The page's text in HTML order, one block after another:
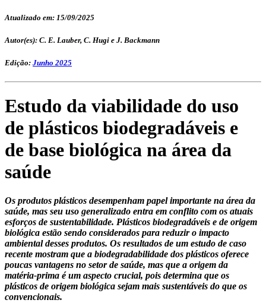
Atualizado em: 15/09/2025
Autor(es): C. E. Lauber, C. Hugi e J. Backmann
Edição: Junho 2025
Estudo da viabilidade do uso
de plásticos biodegradáveis e
de base biológica na área da
saúde
Os produtos plásticos desempenham papel importante na área da
saúde, mas seu uso generalizado entra em conflito com os atuais
esforços de sustentabilidade. Plásticos biodegradáveis e de origem
biológica estão sendo considerados para reduzir o impacto
ambiental desses produtos. Os resultados de um estudo de caso
recente mostram que a biodegradabilidade dos plásticos oferece
poucas vantagens no setor de saúde, mas que a origem da
matéria-prima é um aspecto crucial, pois determina que os
plásticos de origem biológica sejam mais sustentáveis do que os
convencionais.